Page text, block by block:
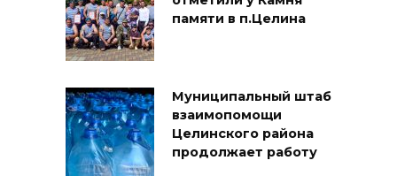
памяти в п.Целина
Муниципальный штаб
взаимопомощи
Целинского района
продолжает работу